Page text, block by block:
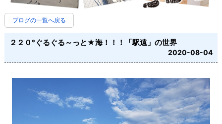
ブログの一覧へ戻る
２２０°ぐるぐる～っと★海！！！「駅遠」の世界
2020-08-04